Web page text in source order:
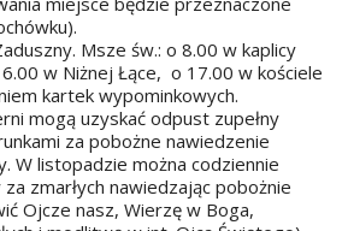
Msze św.: o 8.00 w kaplicy
w Niżnej Łące, o 17.00 w kościele
kartek wypominkowych.
mogą uzyskać odpust zupełny
za pobożne nawiedzenie
W listopadzie można codziennie
zmarłych nawiedzając pobożnie
Ojcze nasz, Wierzę w Boga,